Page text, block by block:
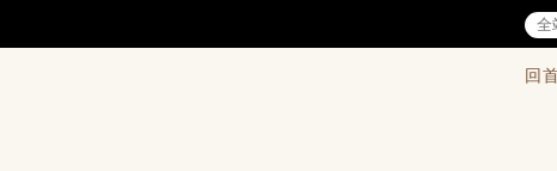
回